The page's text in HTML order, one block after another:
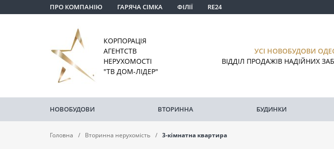
ПРО КОМПАНІЮ ГАРЯЧА СІМКА ФІЛІЇ RE24
КОРПОРАЦІЯ
АГЕНТСТВ
НЕРУХОМОСТІ
"ТВ ДОМ-ЛІДЕР"
УСІ НОВОБУДОВИ
ВІДДІЛ ПРОДАЖІВ НАДІЙНИХ
НОВОБУДОВИ ВТОРИННА БУДИНКИ
Головна Вторинна нерухомість 3-кімнатна квартира